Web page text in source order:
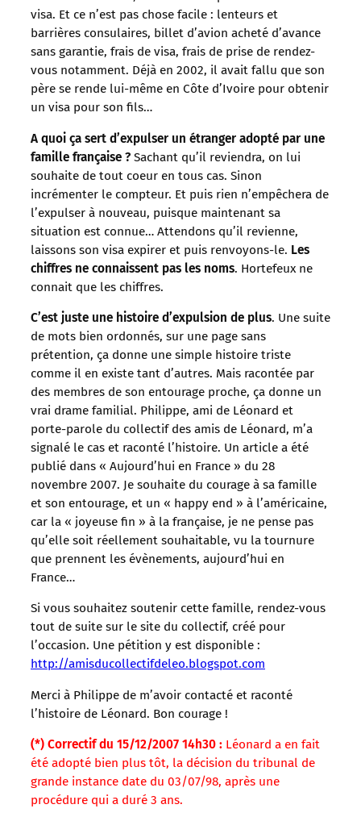
visa. Et ce n’est pas chose facile : lenteurs et
barrières consulaires, billet d’avion acheté d’avance
sans garantie, frais de visa, frais de prise de rendez-
vous notamment. Déjà en 2002, il avait fallu que son
père se rende lui-même en Côte d’Ivoire pour obtenir
un visa pour son fils…
A quoi ça sert d’expulser un étranger adopté par une
famille française ? Sachant qu’il reviendra, on lui
souhaite de tout coeur en tous cas. Sinon
incrémenter le compteur. Et puis rien n’empêchera de
l’expulser à nouveau, puisque maintenant sa
situation est connue… Attendons qu’il revienne,
laissons son visa expirer et puis renvoyons-le. Les
chiffres ne connaissent pas les noms. Hortefeux ne
connait que les chiffres.
C’est juste une histoire d’expulsion de plus. Une suite
de mots bien ordonnés, sur une page sans
prétention, ça donne une simple histoire triste
comme il en existe tant d’autres. Mais racontée par
des membres de son entourage proche, ça donne un
vrai drame familial. Philippe, ami de Léonard et
porte-parole du collectif des amis de Léonard, m’a
signalé le cas et raconté l’histoire. Un article a été
publié dans « Aujourd’hui en France » du 28
novembre 2007. Je souhaite du courage à sa famille
et son entourage, et un « happy end » à l’américaine,
car la « joyeuse fin » à la française, je ne pense pas
qu’elle soit réellement souhaitable, vu la tournure
que prennent les évènements, aujourd’hui en
France…
Si vous souhaitez soutenir cette famille, rendez-vous
tout de suite sur le site du collectif, créé pour
l’occasion. Une pétition y est disponible :
http://amisducollectifdeleo.blogspot.com
Merci à Philippe de m’avoir contacté et raconté
l’histoire de Léonard. Bon courage !
(*) Correctif du 15/12/2007 14h30 : Léonard a en fait
été adopté bien plus tôt, la décision du tribunal de
grande instance date du 03/07/98, après une
procédure qui a duré 3 ans.